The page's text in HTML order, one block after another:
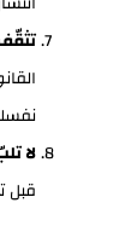
لا
قبل